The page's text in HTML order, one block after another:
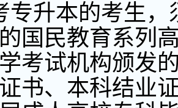
专升本的考生
国民教育系列
考试机构颁发
书、本科结业